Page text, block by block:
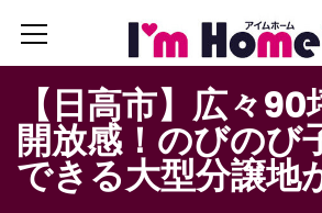
【日高市】広々
開放感！のびのび
できる大型分譲地